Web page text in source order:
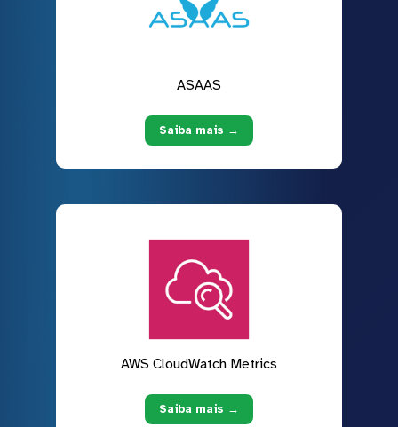
ASAAS
Saiba mais →
AWS CloudWatch Metrics
Saiba mais →